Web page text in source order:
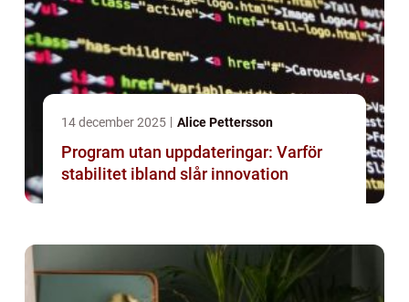
14 december 2025 Alice Pettersson
Program utan uppdateringar: Varför
stabilitet ibland slår innovation